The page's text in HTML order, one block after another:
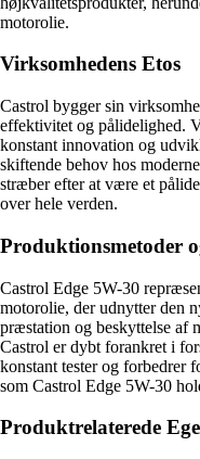
motorolie.
Virksomhedens Etos
Castrol bygger sin
effektivitet og pålidelighed.
konstant innovation og
skiftende behov hos
stræber efter at være et
over hele verden.
Produktionsmetoder
Castrol Edge 5W-30
motorolie, der udnytter den
præstation og beskyttelse af
Castrol er dybt forankret i
konstant tester og forbedrer
som Castrol Edge 5W-30
Produktrelaterede